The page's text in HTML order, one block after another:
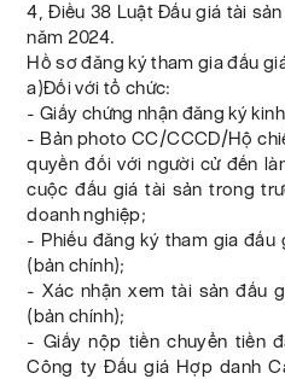
4, Điều 38 Luật Đấu giá tài
năm 2024.
Hồ sơ đăng ký tham gia đấu
a)Đối với tổ chức:
- Giấy chứng nhận đăng ký
- Bản photo CC/CCCD/Hộ
quyền đối với người cử đến
cuộc đấu giá tài sản trong
doanh nghiệp;
- Phiếu đăng ký tham gia
(bản chính);
- Xác nhận xem tài sản đấu
(bản chính);
- Giấy nộp tiền chuyển tiền
Công ty Đấu giá Hợp danh